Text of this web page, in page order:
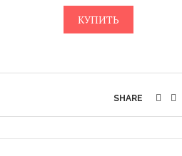
КУПИТЬ
SHARE